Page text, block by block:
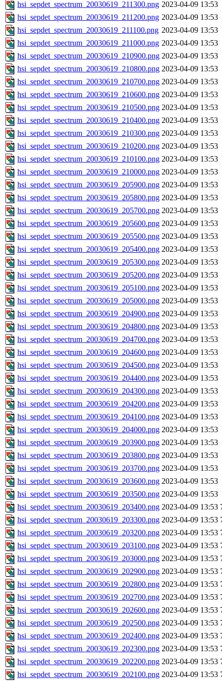
hsi_sepdet_spectrum_20030619_211300.png 2023-04-09 13:53
hsi_sepdet_spectrum_20030619_211200.png 2023-04-09 13:53
hsi_sepdet_spectrum_20030619_211100.png 2023-04-09 13:53
hsi_sepdet_spectrum_20030619_211000.png 2023-04-09 13:53
hsi_sepdet_spectrum_20030619_210900.png 2023-04-09 13:53
hsi_sepdet_spectrum_20030619_210800.png 2023-04-09 13:53
hsi_sepdet_spectrum_20030619_210700.png 2023-04-09 13:53
hsi_sepdet_spectrum_20030619_210600.png 2023-04-09 13:53
hsi_sepdet_spectrum_20030619_210500.png 2023-04-09 13:53
hsi_sepdet_spectrum_20030619_210400.png 2023-04-09 13:53
hsi_sepdet_spectrum_20030619_210300.png 2023-04-09 13:53
hsi_sepdet_spectrum_20030619_210200.png 2023-04-09 13:53
hsi_sepdet_spectrum_20030619_210100.png 2023-04-09 13:53
hsi_sepdet_spectrum_20030619_210000.png 2023-04-09 13:53
hsi_sepdet_spectrum_20030619_205900.png 2023-04-09 13:53
hsi_sepdet_spectrum_20030619_205800.png 2023-04-09 13:53
hsi_sepdet_spectrum_20030619_205700.png 2023-04-09 13:53
hsi_sepdet_spectrum_20030619_205600.png 2023-04-09 13:53
hsi_sepdet_spectrum_20030619_205500.png 2023-04-09 13:53
hsi_sepdet_spectrum_20030619_205400.png 2023-04-09 13:53
hsi_sepdet_spectrum_20030619_205300.png 2023-04-09 13:53
hsi_sepdet_spectrum_20030619_205200.png 2023-04-09 13:53
hsi_sepdet_spectrum_20030619_205100.png 2023-04-09 13:53
hsi_sepdet_spectrum_20030619_205000.png 2023-04-09 13:53
hsi_sepdet_spectrum_20030619_204900.png 2023-04-09 13:53
hsi_sepdet_spectrum_20030619_204800.png 2023-04-09 13:53
hsi_sepdet_spectrum_20030619_204700.png 2023-04-09 13:53
hsi_sepdet_spectrum_20030619_204600.png 2023-04-09 13:53
hsi_sepdet_spectrum_20030619_204500.png 2023-04-09 13:53
hsi_sepdet_spectrum_20030619_204400.png 2023-04-09 13:53
hsi_sepdet_spectrum_20030619_204300.png 2023-04-09 13:53
hsi_sepdet_spectrum_20030619_204200.png 2023-04-09 13:53
hsi_sepdet_spectrum_20030619_204100.png 2023-04-09 13:53
hsi_sepdet_spectrum_20030619_204000.png 2023-04-09 13:53
hsi_sepdet_spectrum_20030619_203900.png 2023-04-09 13:53
hsi_sepdet_spectrum_20030619_203800.png 2023-04-09 13:53
hsi_sepdet_spectrum_20030619_203700.png 2023-04-09 13:53
hsi_sepdet_spectrum_20030619_203600.png 2023-04-09 13:53
hsi_sepdet_spectrum_20030619_203500.png 2023-04-09 13:53
hsi_sepdet_spectrum_20030619_203400.png 2023-04-09 13:53
hsi_sepdet_spectrum_20030619_203300.png 2023-04-09 13:53
hsi_sepdet_spectrum_20030619_203200.png 2023-04-09 13:53
hsi_sepdet_spectrum_20030619_203100.png 2023-04-09 13:53
hsi_sepdet_spectrum_20030619_203000.png 2023-04-09 13:53
hsi_sepdet_spectrum_20030619_202900.png 2023-04-09 13:53
hsi_sepdet_spectrum_20030619_202800.png 2023-04-09 13:53
hsi_sepdet_spectrum_20030619_202700.png 2023-04-09 13:53
hsi_sepdet_spectrum_20030619_202600.png 2023-04-09 13:53
hsi_sepdet_spectrum_20030619_202500.png 2023-04-09 13:53
hsi_sepdet_spectrum_20030619_202400.png 2023-04-09 13:53
hsi_sepdet_spectrum_20030619_202300.png 2023-04-09 13:53
hsi_sepdet_spectrum_20030619_202200.png 2023-04-09 13:53
hsi_sepdet_spectrum_20030619_202100.png 2023-04-09 13:53